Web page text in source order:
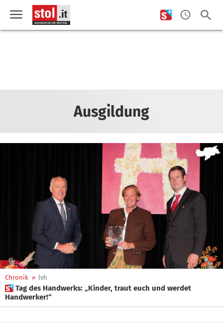
Ausgildung
Chronik » lvh
 Tag des Handwerks: „Kinder, traut euch und werdet
Handwerker!“